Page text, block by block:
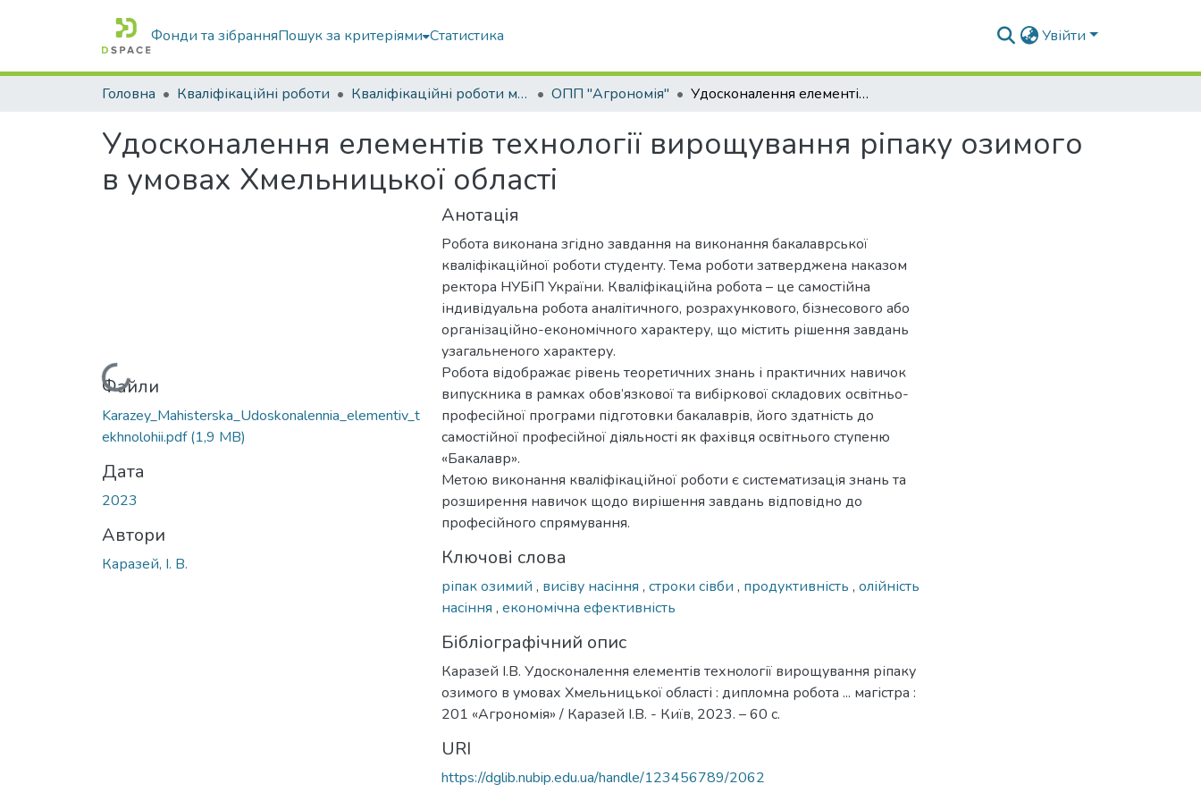
Фонди та зібранняПошук за критеріями Статистика Увійти
Головна Кваліфікаційні роботи Кваліфікаційні роботи магістрів ОПП "Агрономія" Удосконалення елементів технології вирощування ріпаку озимого в умовах Хмельницької області
Удосконалення елементів технології вирощування ріпаку озимого
в умовах Хмельницької області
Вантажиться...
Файли
Karazey_Mahisterska_Udoskonalennia_elementiv_t
ekhnolohii.pdf(1,9 MB)
Дата
2023
Автори
Каразей, І. В.
Анотація
Робота виконана згідно завдання на виконання бакалаврської
кваліфікаційної роботи студенту. Тема роботи затверджена наказом
ректора НУБіП України. Кваліфікаційна робота – це самостійна
індивідуальна робота аналітичного, розрахункового, бізнесового або
організаційно-економічного характеру, що містить рішення завдань
узагальненого характеру.
Робота відображає рівень теоретичних знань і практичних навичок
випускника в рамках обов’язкової та вибіркової складових освітньо-
професійної програми підготовки бакалаврів, його здатність до
самостійної професійної діяльності як фахівця освітнього ступеню
«Бакалавр».
Метою виконання кваліфікаційної роботи є систематизація знань та
розширення навичок щодо вирішення завдань відповідно до
професійного спрямування.
Ключові слова
ріпак озимий , висіву насіння , строки сівби , продуктивність , олійність
насіння , економічна ефективність
Бібліографічний опис
Каразей І.В. Удосконалення елементів технології вирощування ріпаку
озимого в умовах Хмельницької області : дипломна робота ... магістра :
201 «Агрономія» / Каразей І.В. - Київ, 2023. – 60 с.
URI
https://dglib.nubip.edu.ua/handle/123456789/2062